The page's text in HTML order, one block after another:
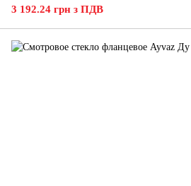
3 192.24 грн з ПДВ